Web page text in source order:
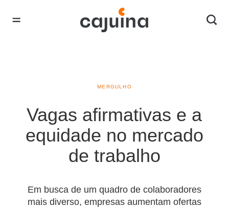
MERGULHO
Vagas afirmativas e a
equidade no mercado
de trabalho
Em busca de um quadro de colaboradores
mais diverso, empresas aumentam ofertas